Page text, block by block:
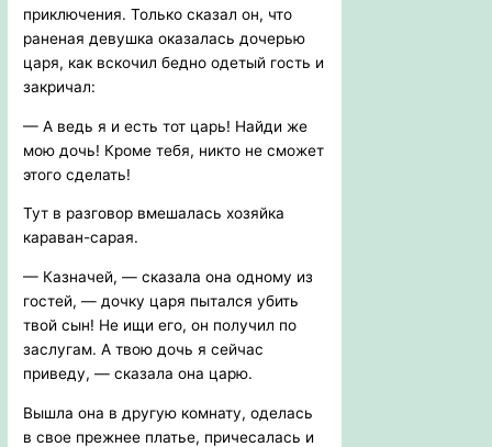
приключения. Только сказал он, что
раненая девушка оказалась дочерью
царя, как вскочил бедно одетый гость и
закричал:
— А ведь я и есть тот царь! Найди же
мою дочь! Кроме тебя, никто не сможет
этого сделать!
Тут в разговор вмешалась хозяйка
караван-сарая.
— Казначей, — сказала она одному из
гостей, — дочку царя пытался убить
твой сын! Не ищи его, он получил по
заслугам. А твою дочь я сейчас
приведу, — сказала она царю.
Вышла она в другую комнату, оделась
в свое прежнее платье, причесалась и